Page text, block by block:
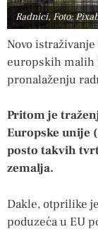
Radnici, Foto:
Novo
europskih malih
pronalaženju
Pritom je
Europske unije
posto takvih
zemalja.
Dakle, otprilike
poduzeća u EU